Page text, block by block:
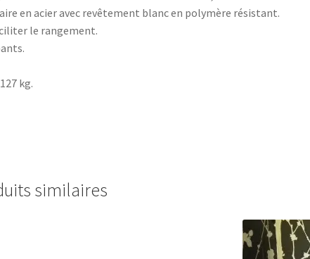
en acier avec revêtement blanc en polymère résistant.
le rangement.
kg.
similaires